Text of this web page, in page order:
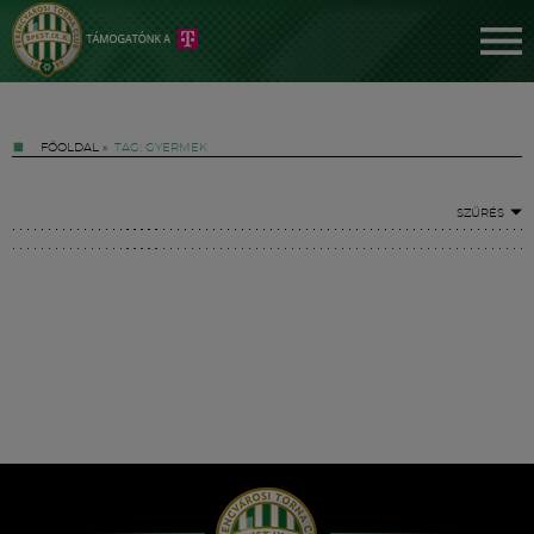
FŐOLDAL » TAG: GYERMEK
SZŰRÉS
Hírek